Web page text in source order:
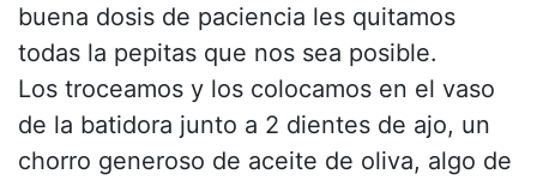
buena dosis de paciencia les quitamos
todas la pepitas que nos sea posible.
Los troceamos y los colocamos en el vaso
de la batidora junto a 2 dientes de ajo, un
chorro generoso de aceite de oliva, algo de